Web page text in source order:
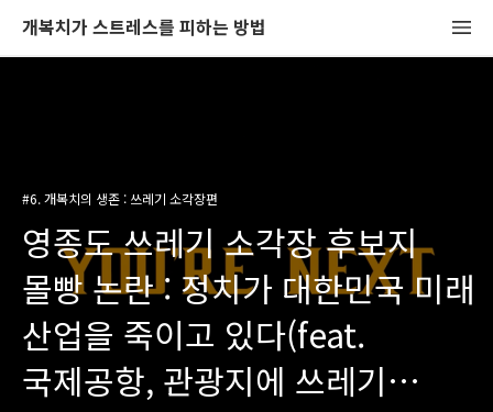
개복치가 스트레스를 피하는 방법
#6. 개복치의 생존 : 쓰레기 소각장편
영종도 쓰레기 소각장 후보지
몰빵 논란 : 정치가 대한민국 미래
산업을 죽이고 있다(feat.
국제공항, 관광지에 쓰레기